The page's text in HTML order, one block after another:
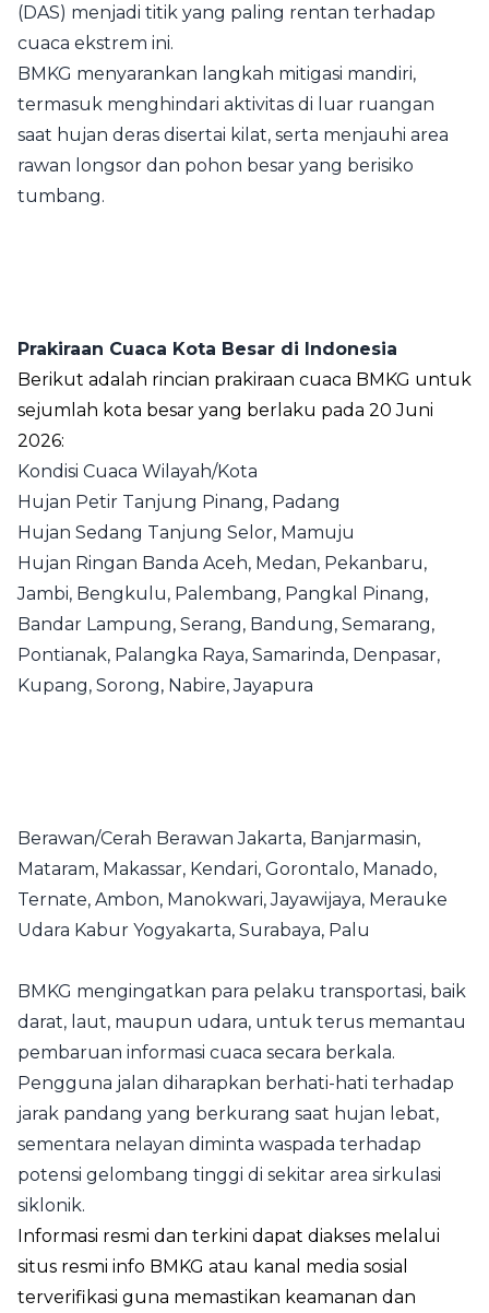
(DAS) menjadi titik yang paling rentan terhadap
cuaca ekstrem ini.
BMKG menyarankan langkah mitigasi mandiri,
termasuk menghindari aktivitas di luar ruangan
saat hujan deras disertai kilat, serta menjauhi area
rawan longsor dan pohon besar yang berisiko
tumbang.
Prakiraan Cuaca Kota Besar di Indonesia
Berikut adalah rincian prakiraan cuaca BMKG untuk
sejumlah kota besar yang berlaku pada 20 Juni
2026:
Kondisi Cuaca Wilayah/Kota
Hujan Petir Tanjung Pinang, Padang
Hujan Sedang Tanjung Selor, Mamuju
Hujan Ringan Banda Aceh, Medan, Pekanbaru,
Jambi, Bengkulu, Palembang, Pangkal Pinang,
Bandar Lampung, Serang, Bandung, Semarang,
Pontianak, Palangka Raya, Samarinda, Denpasar,
Kupang, Sorong, Nabire, Jayapura
Berawan/Cerah Berawan Jakarta, Banjarmasin,
Mataram, Makassar, Kendari, Gorontalo, Manado,
Ternate, Ambon, Manokwari, Jayawijaya, Merauke
Udara Kabur Yogyakarta, Surabaya, Palu
BMKG mengingatkan para pelaku transportasi, baik
darat, laut, maupun udara, untuk terus memantau
pembaruan informasi cuaca secara berkala.
Pengguna jalan diharapkan berhati-hati terhadap
jarak pandang yang berkurang saat hujan lebat,
sementara nelayan diminta waspada terhadap
potensi gelombang tinggi di sekitar area sirkulasi
siklonik.
Informasi resmi dan terkini dapat diakses melalui
situs resmi info BMKG atau kanal media sosial
terverifikasi guna memastikan keamanan dan